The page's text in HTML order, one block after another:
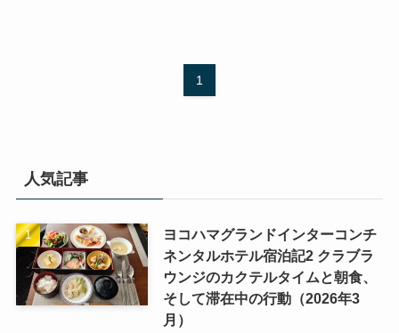
1
人気記事
ヨコハマグランドインターコンチ
ネンタルホテル宿泊記2 クラブラ
ウンジのカクテルタイムと朝食、
そして滞在中の行動（2026年3
月）